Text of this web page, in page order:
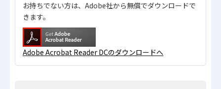
お持ちでない方は、Adobe社から無償でダウンロードで
きます。
Adobe Acrobat Reader DCのダウンロードへ